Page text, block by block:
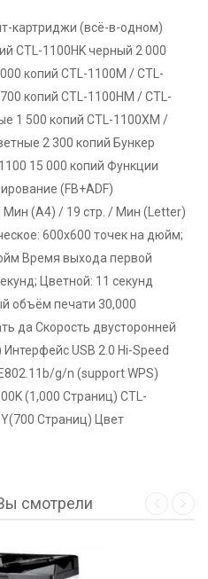
картриджи (всё-в-одном)
CTL-1100HK черный 2 000
копий CTL-1100M / CTL-
копий CTL-1100HM / CTL-
1 500 копий CTL-1100XM /
2 300 копий Бункер
15 000 копий Функции
(FB+ADF)
Мин (A4) / 19 стр. / Мин (Letter)
600x600 точек на дюйм;
Время выхода первой
Цветной: 11 секунд
объём печати 30,000
да Скорость двусторонней
USB 2.0 Hi-Speed
g/n (support WPS)
(1,000 Страниц) CTL-
Страниц) Цвет
смотрели